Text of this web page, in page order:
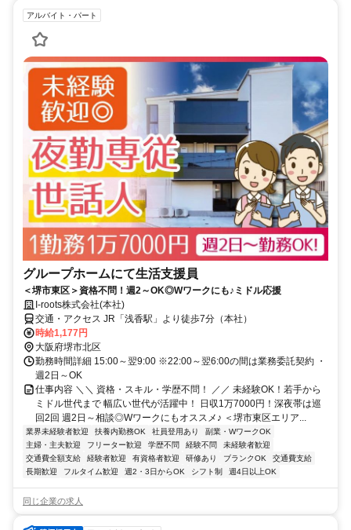
アルバイト・パート
グループホームにて生活支援員
＜堺市東区＞資格不問！週2～OK◎Wワークにも♪ミドル応援
I-roots株式会社(本社)
交通・アクセス JR「浅香駅」より徒歩7分（本社）
時給1,177円
大阪府堺市北区
勤務時間詳細 15:00～翌9:00 ※22:00～翌6:00の間は業務委託契約 ・
週2日～OK
仕事内容 ＼＼ 資格・スキル・学歴不問！ ／／ 未経験OK！若手から
ミドル世代まで 幅広い世代が活躍中！ 日収1万7000円！深夜帯は巡
回2回 週2日～相談◎Wワークにもオススメ♪ ＜堺市東区エリア...
業界未経験者歓迎 扶養内勤務OK 社員登用あり
副業・WワークOK
主婦・主夫歓迎
フリーター歓迎 学歴不問 経験不問
未経験者歓迎
交通費全額支給
経験者歓迎 有資格者歓迎 研修あり ブランクOK
交通費支給
長期歓迎
フルタイム歓迎 週2・3日からOK シフト制 週4日以上OK
同じ企業の求人